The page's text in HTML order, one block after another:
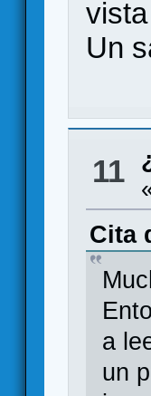
Un
11
Cita
a
un